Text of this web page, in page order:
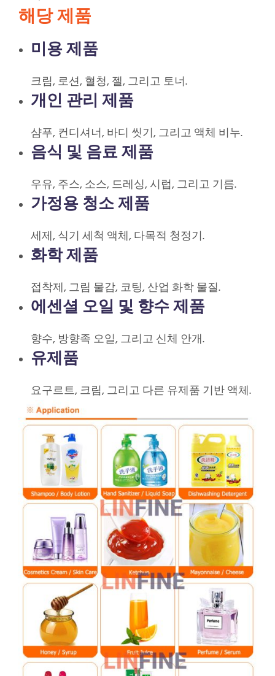
해당 제품
미용 제품
크림, 로션, 혈청, 젤, 그리고 토너.
개인 관리 제품
샴푸, 컨디셔너, 바디 씻기, 그리고 액체 비누.
음식 및 음료 제품
우유, 주스, 소스, 드레싱, 시럽, 그리고 기름.
가정용 청소 제품
세제, 식기 세척 액체, 다목적 청정기.
화학 제품
접착제, 그림 물감, 코팅, 산업 화학 물질.
에센셜 오일 및 향수 제품
향수, 방향족 오일, 그리고 신체 안개.
유제품
요구르트, 크림, 그리고 다른 유제품 기반 액체.